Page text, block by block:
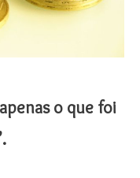
o que foi